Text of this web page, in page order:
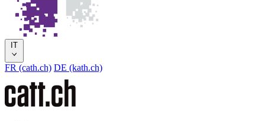
IT
FR (cath.ch) DE (kath.ch)